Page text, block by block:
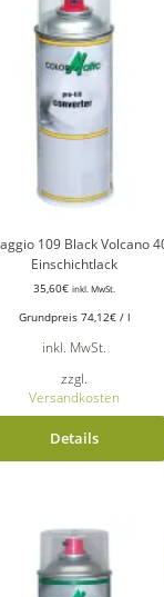
109 Black Volcano
Einschichtlack
35,60€ inkl. MwSt.
Grundpreis 74,12€/ l
inkl. MwSt.
zzgl.
Versandkosten
Details